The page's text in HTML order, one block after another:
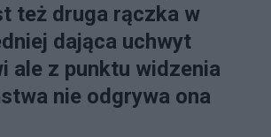
też druga rączka w
dająca uchwyt
ale z punktu widzenia
nie odgrywa ona